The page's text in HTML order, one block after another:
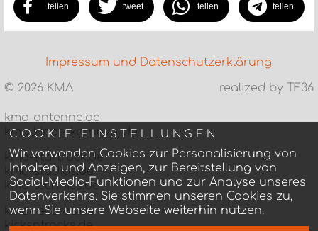
teilen tweet teilen teilen
© 2026 KMA
Impressum und Datenschutzerklärung
realized by TF36
kma-antenne.de
kma-kinderkarneval.de
kma-startruck.de
kma-studios.de
kma-technics.de
kma-records.de
kicksntracks.de
COOKIE EINSTELLUNGEN
Wir verwenden Cookies zur Personalisierung von
Inhalten und Anzeigen, zur Bereitstellung von
Social-Media-Funktionen und zur Analyse unseres
Datenverkehrs. Sie stimmen unseren Cookies zu,
wenn Sie unsere Webseite weiterhin nutzen.